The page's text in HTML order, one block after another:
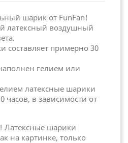
шарик от FunFan!
латексный воздушный
составляет примерно 30
гелием или
латексные шарики
часов, в зависимости от
Латексные шарики
на картинке, только